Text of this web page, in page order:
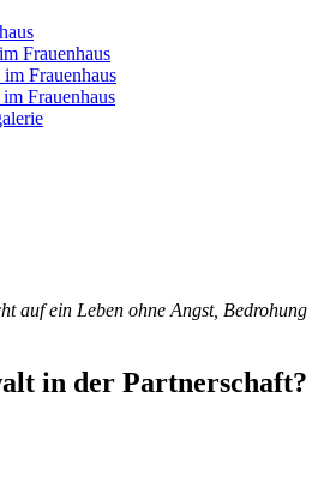
Frauenhaus
Frauenhaus
Frauenhaus
auf ein Leben ohne Angst, Bedrohung
in der Partnerschaft?